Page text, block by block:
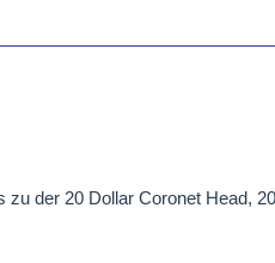
zu der 20 Dollar Coronet Head,